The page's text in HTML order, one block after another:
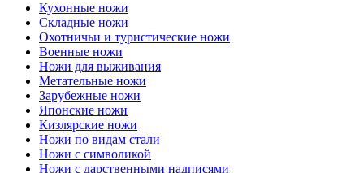
Кухонные ножи
Складные ножи
Охотничьи и туристические ножи
Военные ножи
Ножи для выживания
Метательные ножи
Зарубежные ножи
Японские ножи
Кизлярские ножи
Ножи по видам стали
Ножи с символикой
Ножи с дарственными надписями